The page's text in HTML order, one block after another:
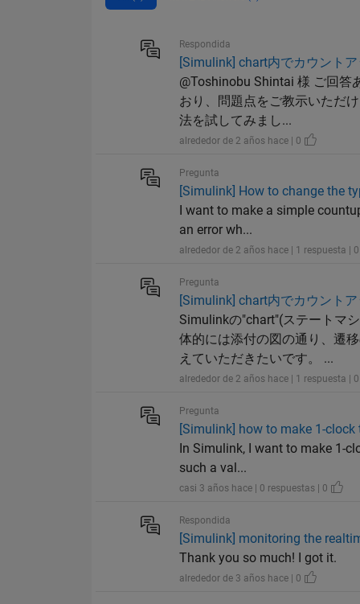
Respondida
[Simulink] chart内でカウント
@Toshinobu Shintai 様 ご回答
おり、問題点をご教示いただ
法を試してみまし...
alrededor de 2 años hace | 0
Pregunta
[Simulink] How to change the
I want to make a simple
an error wh...
alrededor de 2 años hace | 1 respuesta | 0
Pregunta
[Simulink] chart内でカウント
Simulinkの"chart"(ステートマ
体的には添付の図の通り、遷
えていただきたいです。 ...
alrededor de 2 años hace | 1 respuesta | 0
Pregunta
[Simulink] how to make 1-clock
In Simulink, I want to make 1-
such a val...
casi 3 años hace | 0 respuestas | 0
Respondida
[Simulink] monitoring the
Thank you so much! I got it.
alrededor de 3 años hace | 0